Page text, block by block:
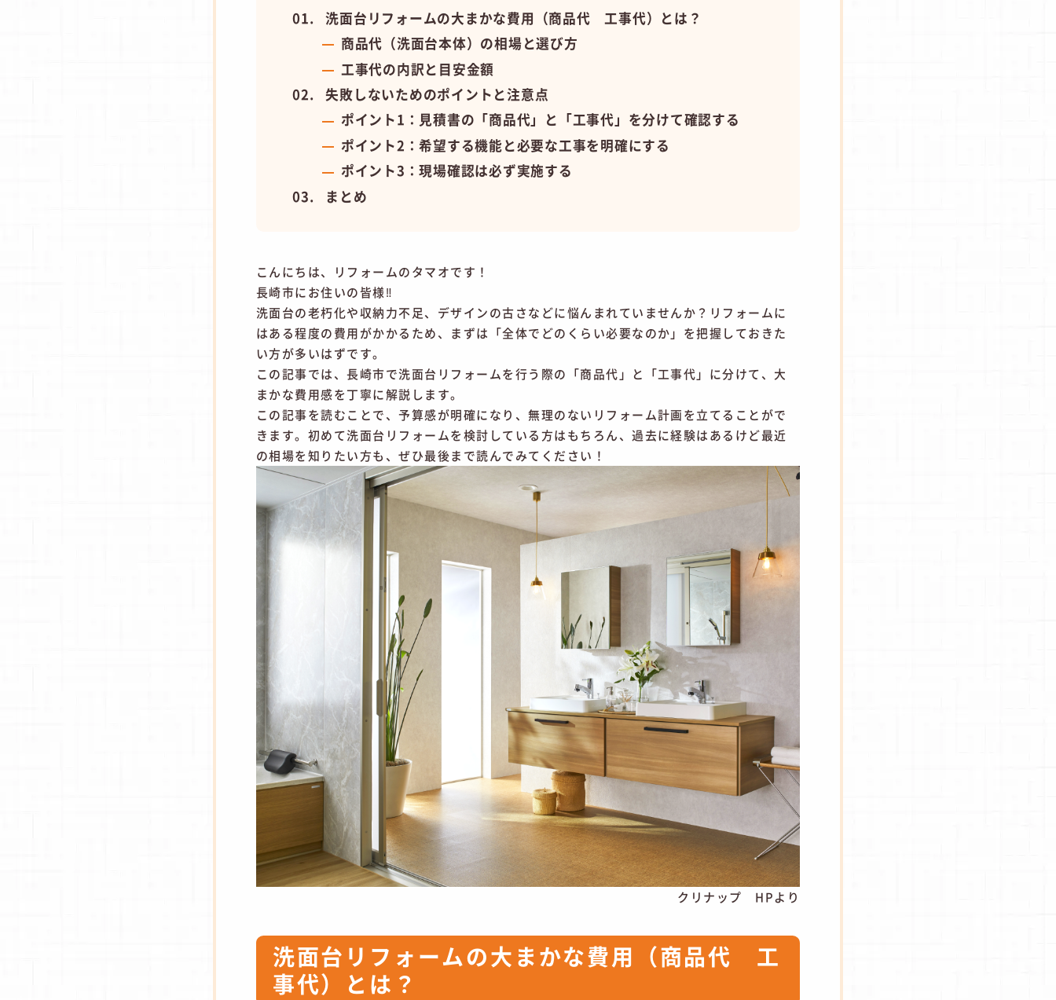
洗面台リフォームの大まかな費用（商品代 工事代）とは？
商品代（洗面台本体）の相場と選び方
工事代の内訳と目安金額
失敗しないためのポイントと注意点
ポイント1：見積書の「商品代」と「工事代」を分けて確認する
ポイント2：希望する機能と必要な工事を明確にする
ポイント3：現場確認は必ず実施する
まとめ
こんにちは、リフォームのタマオです！
長崎市にお住いの皆様‼
洗面台の老朽化や収納力不足、デザインの古さなどに悩んまれていませんか？リフォームに
はある程度の費用がかかるため、まずは「全体でどのくらい必要なのか」を把握しておきた
い方が多いはずです。
この記事では、長崎市で洗面台リフォームを行う際の「商品代」と「工事代」に分けて、大
まかな費用感を丁寧に解説します。
この記事を読むことで、予算感が明確になり、無理のないリフォーム計画を立てることがで
きます。初めて洗面台リフォームを検討している方はもちろん、過去に経験はあるけど最近
の相場を知りたい方も、ぜひ最後まで読んでみてください！
クリナップ HPより
洗面台リフォームの大まかな費用（商品代 工
事代）とは？